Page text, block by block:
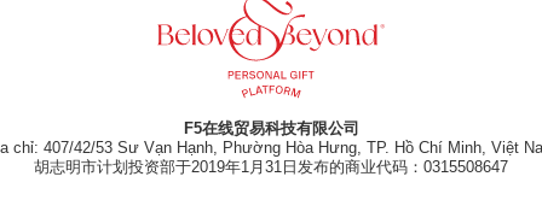
F5在线贸易科技有限公司
chỉ: 407/42/53 Sư Vạn Hạnh, Phường Hòa Hưng, TP. Hồ Chí Minh, Việt
胡志明市计划投资部于2019年1月31日发布的商业代码：0315508647